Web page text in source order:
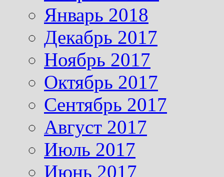
Январь 2018
Декабрь 2017
Ноябрь 2017
Октябрь 2017
Сентябрь 2017
Август 2017
Июль 2017
Июнь 2017